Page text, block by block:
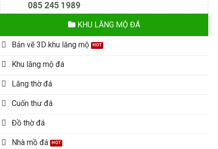
085 245 1989
KHU LĂNG MỘ ĐÁ
Bản vẽ 3D khu lăng mộ
Khu lăng mộ đá
Lăng thờ đá
Cuốn thư đá
Đồ thờ đá
Nhà mồ đá